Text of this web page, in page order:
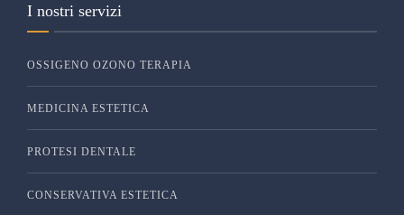
I nostri servizi
OSSIGENO OZONO TERAPIA
MEDICINA ESTETICA
PROTESI DENTALE
CONSERVATIVA ESTETICA